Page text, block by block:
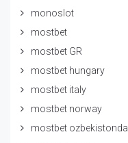
monoslot
mostbet
mostbet GR
mostbet hungary
mostbet italy
mostbet norway
mostbet ozbekistonda